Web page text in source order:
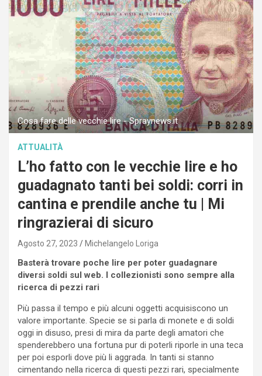
Cosa fare delle vecchie lire - Spraynews.it
ATTUALITÀ
L’ho fatto con le vecchie lire e ho
guadagnato tanti bei soldi: corri in
cantina e prendile anche tu | Mi
ringrazierai di sicuro
Agosto 27, 2023 Michelangelo Loriga
Basterà trovare poche lire per poter guadagnare
diversi soldi sul web. I collezionisti sono sempre alla
ricerca di pezzi rari
Più passa il tempo e più alcuni oggetti acquisiscono un
valore importante. Specie se si parla di monete e di soldi
oggi in disuso, presi di mira da parte degli amatori che
spenderebbero una fortuna pur di poterli riporle in una teca
per poi esporli dove più li aggrada. In tanti si stanno
cimentando nella ricerca di questi pezzi rari, specialmente